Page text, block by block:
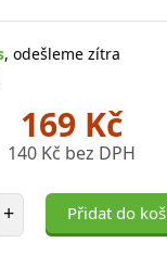
, odešleme zítra
169 Kč
140 Kč bez DPH
+ Přidat do